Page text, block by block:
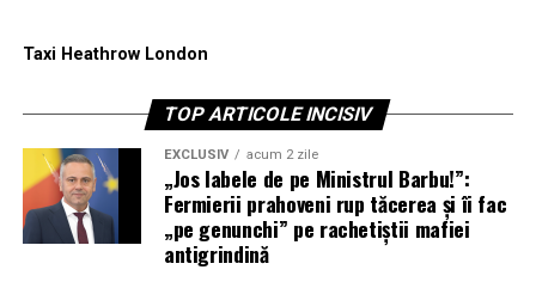
Taxi Heathrow London
TOP ARTICOLE INCISIV
EXCLUSIV acum 2 zile
„Jos labele de pe Ministrul Barbu!”:
Fermierii prahoveni rup tăcerea și îi fac
„pe genunchi” pe rachetiștii mafiei
antigrindină